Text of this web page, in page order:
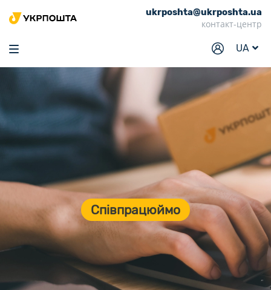
ukrposhta@ukrposhta.ua
контакт-центр
UA
Головна
Маркет
Аптека
Послуги
Тарифи
Філателія
Кар’єра
Для бізнесу
Співпрацюймо